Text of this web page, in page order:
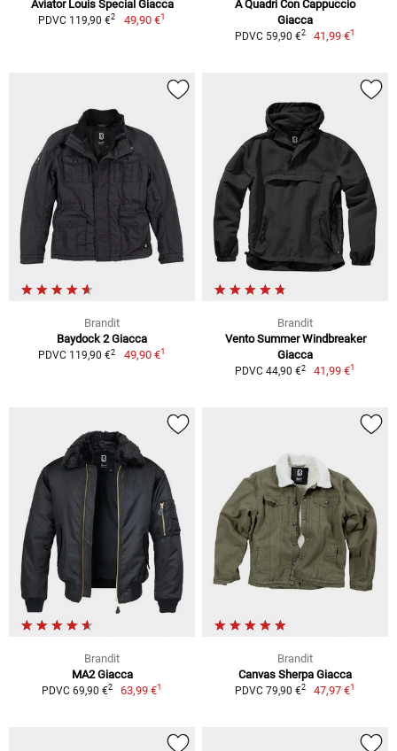
Aviator Louis Special Giacca
PDVC 119,90 €2 49,90 €1
A Quadri Con Cappuccio
Giacca
PDVC 59,90 €2 41,99 €1
Brandit
Baydock 2 Giacca
PDVC 119,90 €2 49,90 €1
Brandit
Vento Summer Windbreaker
Giacca
PDVC 44,90 €2 41,99 €1
Brandit
MA2 Giacca
PDVC 69,90 €2 63,99 €1
Brandit
Canvas Sherpa Giacca
PDVC 79,90 €2 47,97 €1